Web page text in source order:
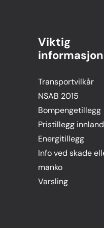
Viktig
informasjon
Transportvilkår
NSAB 2015
Bompengetillegg
Pristillegg innland
Energitillegg
Info ved skade
manko
Varsling